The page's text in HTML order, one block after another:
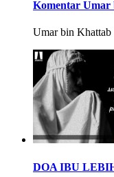
Komentar Umar
Umar bin Khattab
DOA IBU